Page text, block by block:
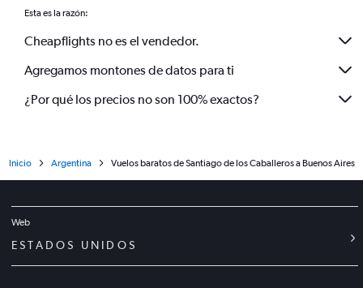
Esta es la razón:
Cheapflights no es el vendedor.
Agregamos montones de datos para ti
¿Por qué los precios no son 100% exactos?
Inicio Argentina Vuelos baratos de Santiago de los Caballeros a Buenos Aires
Web
ESTADOS UNIDOS